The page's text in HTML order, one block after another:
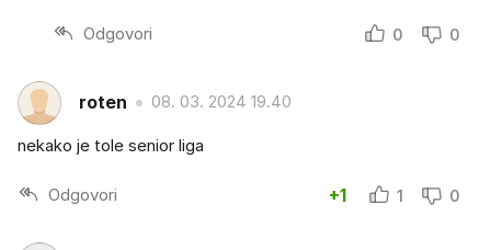
Odgovori 0 0
roten 08. 03. 2024 19.40
nekako je tole senior liga
Odgovori +1 1 0